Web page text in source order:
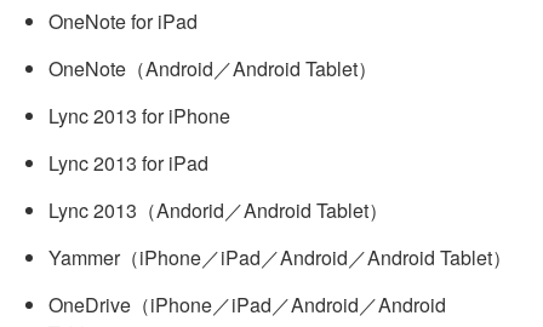
OneNote for iPad
OneNote（Android／Android Tablet）
Lync 2013 for iPhone
Lync 2013 for iPad
Lync 2013（Andorid／Android Tablet）
Yammer（iPhone／iPad／Android／Android Tablet）
OneDrive（iPhone／iPad／Android／Android